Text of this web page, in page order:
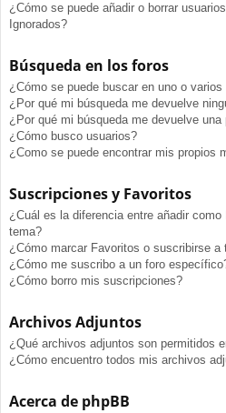
¿Cómo se puede añadir o borrar
Ignorados?
Búsqueda en los foros
¿Cómo se puede buscar en uno o varios
¿Por qué mi búsqueda me devuelve
¿Por qué mi búsqueda me devuelve una
¿Cómo busco usuarios?
¿Como se puede encontrar mis propios
Suscripciones y Favoritos
¿Cuál es la diferencia entre añadir
tema?
¿Cómo marcar Favoritos o suscribirse
¿Cómo me suscribo a un foro
¿Cómo borro mis suscripciones?
Archivos Adjuntos
¿Qué archivos adjuntos son permitidos
¿Cómo encuentro todos mis archivos
Acerca de phpBB